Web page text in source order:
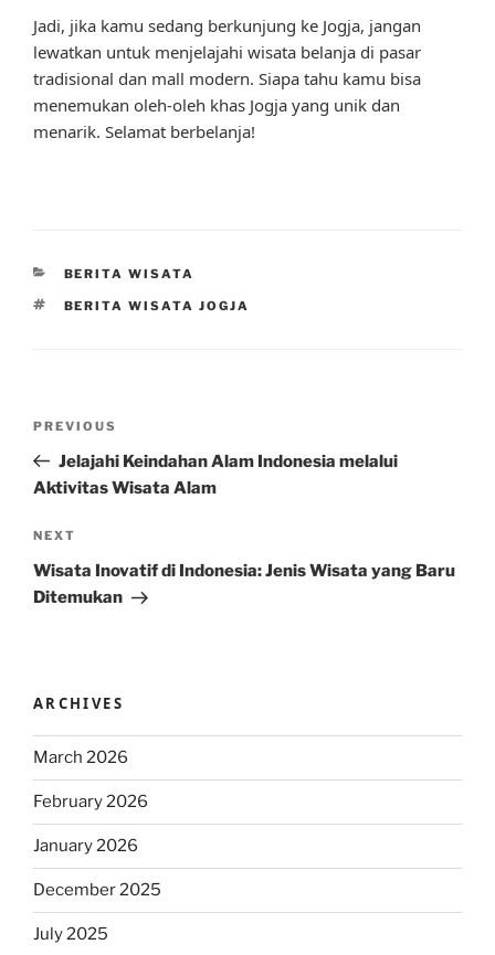
Jadi, jika kamu sedang berkunjung ke Jogja, jangan
lewatkan untuk menjelajahi wisata belanja di pasar
tradisional dan mall modern. Siapa tahu kamu bisa
menemukan oleh-oleh khas Jogja yang unik dan
menarik. Selamat berbelanja!
CATEGORIES
BERITA WISATA
TAGS
BERITA WISATA JOGJA
Previous
Post
PREVIOUS
Jelajahi Keindahan Alam Indonesia melalui
Aktivitas Wisata Alam
Next
Post
NEXT
Wisata Inovatif di Indonesia: Jenis Wisata yang Baru
Ditemukan
ARCHIVES
March 2026
February 2026
January 2026
December 2025
July 2025